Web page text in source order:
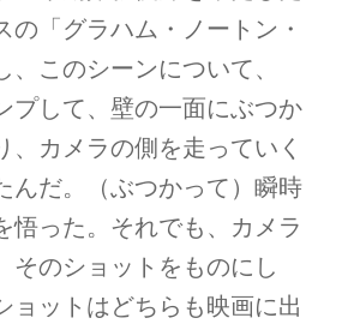
の「グラハム・ノートン・
、このシーンについて、
プして、壁の一面にぶつか
、カメラの側を走っていく
んだ。（ぶつかって）瞬時
悟った。それでも、カメラ
そのショットをものにし
ョットはどちらも映画に出